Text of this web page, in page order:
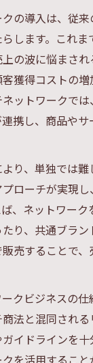
携で実現する収
ットワークによ
果
活かした新規顧
品の選定と販売
ットワーク活用
型化粧品導入が
ットワーク型化
散に効くエステ
ットワーク導入
ーク系商品の選
の導入は、従
します。これ
の波に悩まさ
獲得コストの
ットワークで
携し、商品や
り、単独では
ローチが実現
、ネットワー
り、共通ブラ
売することで
クビジネスの
法と混同される
イドラインを
を活用するこ